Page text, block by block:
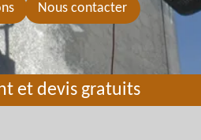
Nous contacter
et devis gratuits